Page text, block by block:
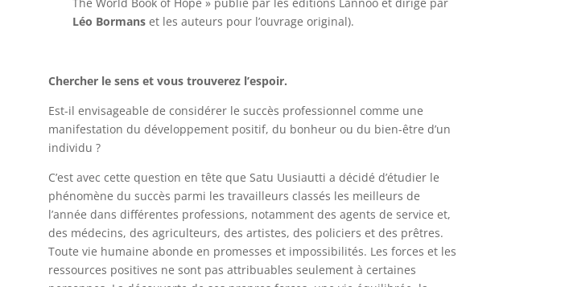
Léo Bormanset les auteurs pour l’ouvrage original).
Chercher le sens et vous trouverez l’espoir.
Est-il envisageable de considérer le succès professionnel comme une
manifestation du développement positif, du bonheur ou du bien-être d’un
individu ?
C’est avec cette question en tête que Satu Uusiautti a décidé d’étudier le
phénomène du succès parmi les travailleurs classés les meilleurs de
l’année dans différentes professions, notamment des agents de service et,
des médecins, des agriculteurs, des artistes, des policiers et des prêtres.
Toute vie humaine abonde en promesses et impossibilités. Les forces et les
ressources positives ne sont pas attribuables seulement à certaines